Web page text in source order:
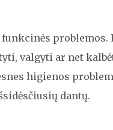
problemos.
valgyti ar net
higienos
dantų.